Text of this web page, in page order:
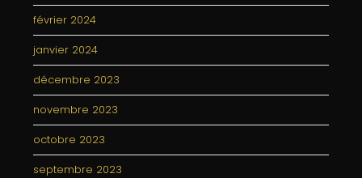
février 2024
janvier 2024
décembre 2023
novembre 2023
octobre 2023
septembre 2023